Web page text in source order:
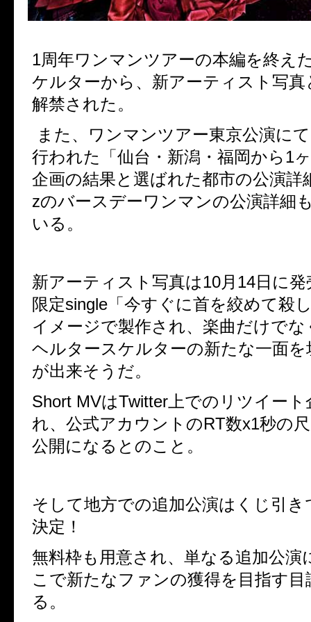
1周年ワンマンツアーの本編を終え
ケルターから、新アーティスト写真
解禁された。
また、ワンマンツアー東京公演に
行われた「仙台・新潟・福岡から1
企画の結果と選ばれた都市の公演詳
zのバースデーワンマンの公演詳細
いる。
新アーティスト写真は10月14日に
限定single「今すぐに首を絞めて殺
イメージで製作され、楽曲だけで
ヘルタースケルターの新たな一面
が出来そうだ。
Short MVはTwitter上でのリツイー
れ、公式アカウントのRT数x1秒の
公開になるとのこと。
そして地方での追加公演はくじ引き
決定！
無料枠も用意され、単なる追加公演
こで新たなファンの獲得を目指す目
る。